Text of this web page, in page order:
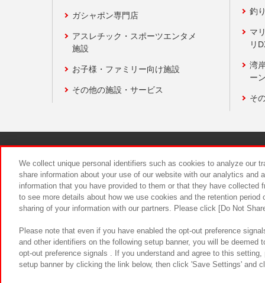
ガシャポン専門店
アスレチック・スポーツエンタメ
施設
お子様・ファミリー向け施設
その他の施設・サービス
釣
マ
リ
湾
ー
そ
食品のご
We collect unique personal identifiers such as cookies to analyze our
share information about your use of our website with our analytics and
information that you have provided to them or that they have
to see more details about how we use cookies and the retention
sharing of your information with our partners. Please click [Do Not
Please note that even if you have enabled the opt-out preference
and other identifiers on the following setup banner, you will be
opt-out preference signals . If you understand and agree to this
setup banner by clicking the link below, then click 'Save Settings' and